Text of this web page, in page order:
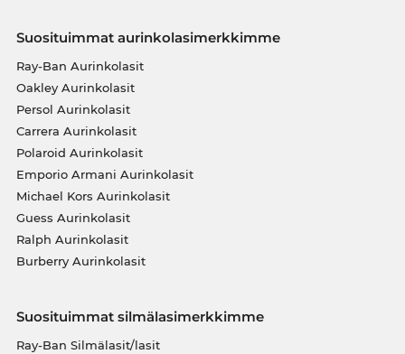
Suosituimmat aurinkolasimerkkimme
Ray-Ban Aurinkolasit
Oakley Aurinkolasit
Persol Aurinkolasit
Carrera Aurinkolasit
Polaroid Aurinkolasit
Emporio Armani Aurinkolasit
Michael Kors Aurinkolasit
Guess Aurinkolasit
Ralph Aurinkolasit
Burberry Aurinkolasit
Suosituimmat silmälasimerkkimme
Ray-Ban Silmälasit/lasit